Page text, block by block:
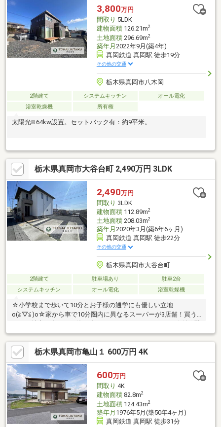
レに手すりが付いており住む人を慮った仕様♪住みやすいを形にし
ていますね（＊＞▽＜）９
3,800万円
間取り 5LDK
建物面積126.21m2
土地面積296.69m2
築年月 2022年9月(築4年)
真岡鉄道 真岡駅 徒歩19分
その他の交通
栃木県真岡市八木岡
2階建て システムキッチン
オール電化
浴室乾燥機
所有権
太陽光8.64kw設置。セットバック有：約9平米。
栃木県真岡市大谷台町 2,490万円 3LDK
2,490万円
間取り 3LDK
建物面積112.89m2
土地面積208.03m2
築年月 2020年3月(築6年6ヶ月)
真岡鉄道 真岡駅 徒歩22分
その他の交通
栃木県真岡市大谷台町
2階建て 駐車場あり
駐車2台
システムキッチン
オール電化 浴室乾燥機
☆小学校まで歩いて10分とお子様の通学にも優しい立地
o(≧▽≦)o☆家から車で10分圏内に異なるスーパーが3店舗！買う
車ができる駐車スペース！前面道路は幅が6ｍと運転が苦手な方で
も安心です♪☆玄関から洗面所にすぐ行ける嬉しい間取り！汚れ
を自室に持ち込まなくてすみますね.。.:＊（＊＞▽＜）＊:.。.☆天
候に左右されにくい屋根付バルコニー！雨期や急な天候の変化で
もひとまず安心♪家事ストレスも軽減されますね＾＾☆階段やト
イレに手すりが付いており住む人を慮った仕様♪住みやすいを形に
していますね（＊＞▽＜）９
栃木県真岡市亀山１ 600万円 4K
600万円
間取り 4K
建物面積82.8m2
土地面積124.43m2
築年月 1976年5月(築50年4ヶ月)
真岡鉄道 真岡駅 徒歩31分